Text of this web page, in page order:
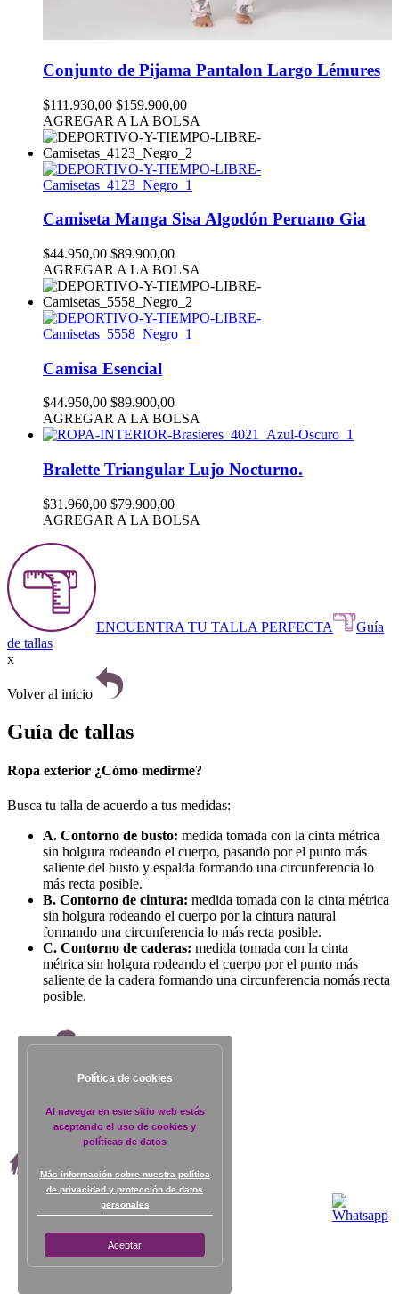
Conjunto de Pijama Pantalon Largo Lémures
$111.930,00 $159.900,00
AGREGAR A LA BOLSA
Camiseta Manga Sisa Algodón Peruano Gia
$44.950,00 $89.900,00
AGREGAR A LA BOLSA
Camisa Esencial
$44.950,00 $89.900,00
AGREGAR A LA BOLSA
Bralette Triangular Lujo Nocturno.
$31.960,00 $79.900,00
AGREGAR A LA BOLSA
ENCUENTRA TU TALLA PERFECTA
Guía
de tallas
x
Volver al inicio
Guía de tallas
Ropa exterior ¿Cómo medirme?
Busca tu talla de acuerdo a tus medidas:
A. Contorno de busto: medida tomada con la cinta métrica
sin holgura rodeando el cuerpo, pasando por el punto más
saliente del busto y espalda formando una circunferencia lo
más recta posible.
B. Contorno de cintura: medida tomada con la cinta métrica
sin holgura rodeando el cuerpo por la cintura natural
formando una circunferencia lo más recta posible.
C. Contorno de caderas: medida tomada con la cinta
métrica sin holgura rodeando el cuerpo por el punto más
saliente de la cadera formando una circunferencia nomás recta
posible.
Política de cookies
Al navegar en este sitio web estás
aceptando el uso de cookies y
políticas de datos
Más información sobre nuestra política
de privacidad y protección de datos
personales
Aceptar